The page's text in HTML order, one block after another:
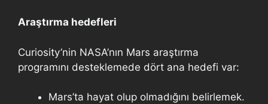
Araştırma hedefleri
Curiosity’nin NASA’nın Mars araştırma
programını desteklemede dört ana hedefi var:
Mars’ta hayat olup olmadığını belirlemek.